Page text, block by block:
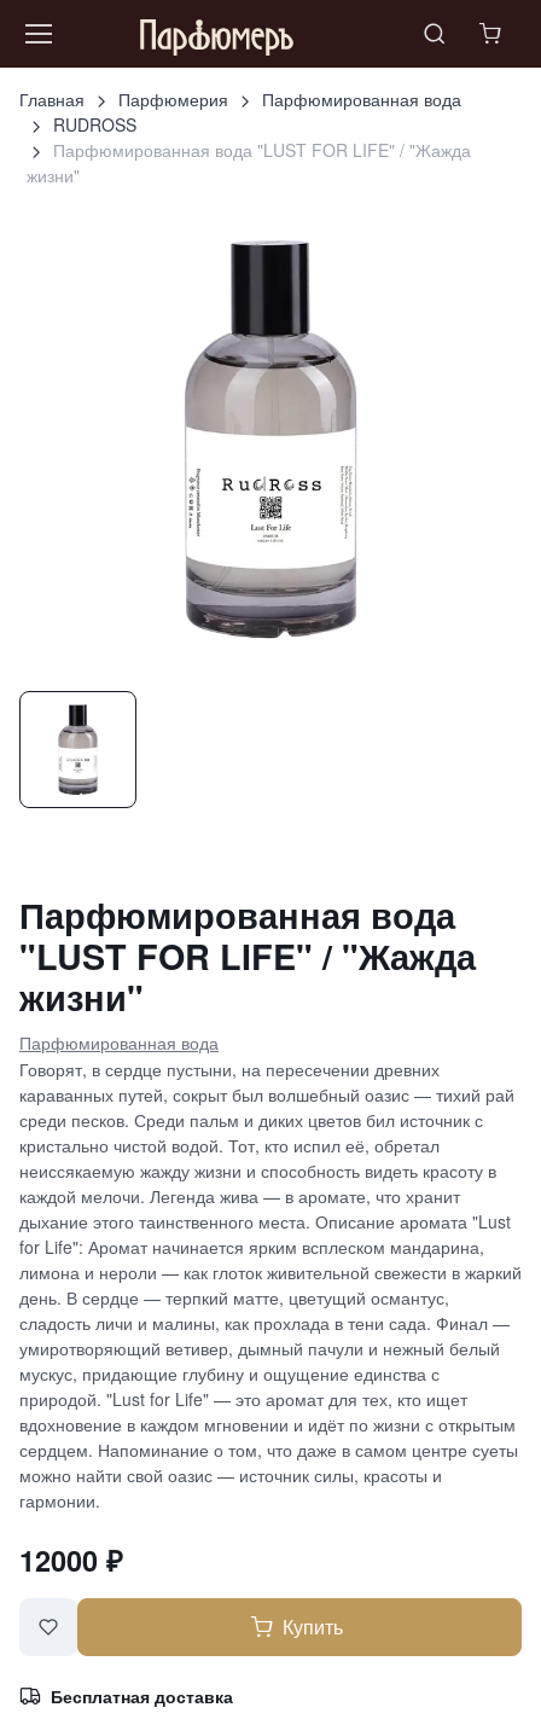
Главная Парфюмерия
Парфюмированная вода
RUDROSS
Парфюмированная вода "LUST FOR LIFE" / "Жажда
жизни"
Парфюмированная вода
"LUST FOR LIFE" / "Жажда
жизни"
Парфюмированная вода
Говорят, в сердце пустыни, на пересечении древних
караванных путей, сокрыт был волшебный оазис — тихий рай
среди песков. Среди пальм и диких цветов бил источник с
кристально чистой водой. Тот, кто испил её, обретал
неиссякаемую жажду жизни и способность видеть красоту в
каждой мелочи. Легенда жива — в аромате, что хранит
дыхание этого таинственного места. Описание аромата "Lust
for Life": Аромат начинается ярким всплеском мандарина,
лимона и нероли — как глоток живительной свежести в жаркий
день. В сердце — терпкий матте, цветущий османтус,
сладость личи и малины, как прохлада в тени сада. Финал —
умиротворяющий ветивер, дымный пачули и нежный белый
мускус, придающие глубину и ощущение единства с
природой. "Lust for Life" — это аромат для тех, кто ищет
вдохновение в каждом мгновении и идёт по жизни с открытым
сердцем. Напоминание о том, что даже в самом центре суеты
можно найти свой оазис — источник силы, красоты и
гармонии.
12000 ₽
Купить
Бесплатная доставка